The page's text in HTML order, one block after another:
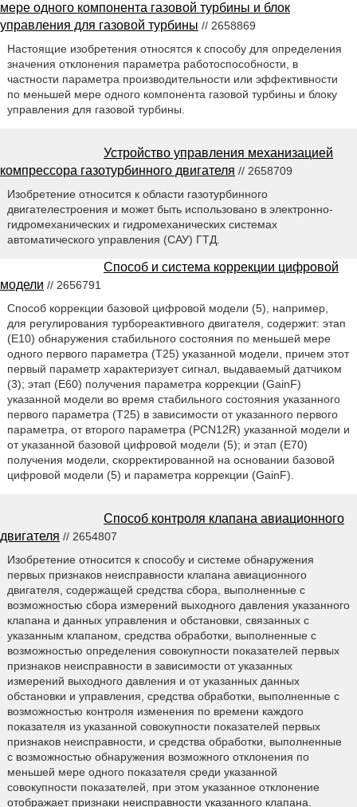
мере одного компонента газовой турбины и блок
управления для газовой турбины // 2658869
Настоящие изобретения относятся к способу для определения
значения отклонения параметра работоспособности, в
частности параметра производительности или эффективности
по меньшей мере одного компонента газовой турбины и блоку
управления для газовой турбины.
Устройство управления механизацией
компрессора газотурбинного двигателя // 2658709
Изобретение относится к области газотурбинного
двигателестроения и может быть использовано в электронно-
гидромеханических и гидромеханических системах
автоматического управления (САУ) ГТД.
Способ и система коррекции цифровой
модели // 2656791
Способ коррекции базовой цифровой модели (5), например,
для регулирования турбореактивного двигателя, содержит: этап
(Е10) обнаружения стабильного состояния по меньшей мере
одного первого параметра (Т25) указанной модели, причем этот
первый параметр характеризует сигнал, выдаваемый датчиком
(3); этап (Е60) получения параметра коррекции (GainF)
указанной модели во время стабильного состояния указанного
первого параметра (Т25) в зависимости от указанного первого
параметра, от второго параметра (PCN12R) указанной модели и
от указанной базовой цифровой модели (5); и этап (Е70)
получения модели, скорректированной на основании базовой
цифровой модели (5) и параметра коррекции (GainF).
Способ контроля клапана авиационного
двигателя // 2654807
Изобретение относится к способу и системе обнаружения
первых признаков неисправности клапана авиационного
двигателя, содержащей средства сбора, выполненные с
возможностью сбора измерений выходного давления указанного
клапана и данных управления и обстановки, связанных с
указанным клапаном, средства обработки, выполненные с
возможностью определения совокупности показателей первых
признаков неисправности в зависимости от указанных
измерений выходного давления и от указанных данных
обстановки и управления, средства обработки, выполненные с
возможностью контроля изменения по времени каждого
показателя из указанной совокупности показателей первых
признаков неисправности, и средства обработки, выполненные
с возможностью обнаружения возможного отклонения по
меньшей мере одного показателя среди указанной
совокупности показателей, при этом указанное отклонение
отображает признаки неисправности указанного клапана.